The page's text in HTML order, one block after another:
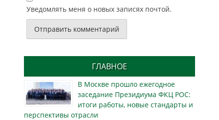
Уведомлять меня о новых записях почтой.
ГЛАВНОЕ
В Москве прошло ежегодное
заседание Президиума ФКЦ РОС:
итоги работы, новые стандарты и
перспективы отрасли